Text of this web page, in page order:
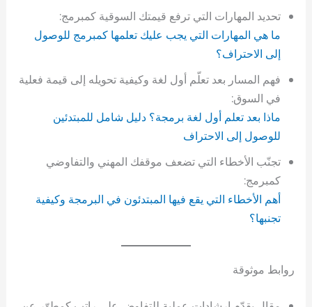
تحديد المهارات التي ترفع قيمتك السوقية كمبرمج:
ما هي المهارات التي يجب عليك تعلمها كمبرمج للوصول
إلى الاحتراف؟
فهم المسار بعد تعلّم أول لغة وكيفية تحويله إلى قيمة فعلية
في السوق:
ماذا بعد تعلم أول لغة برمجة؟ دليل شامل للمبتدئين
للوصول إلى الاحتراف
تجنّب الأخطاء التي تضعف موقفك المهني والتفاوضي
كمبرمج:
أهم الأخطاء التي يقع فيها المبتدئون في البرمجة وكيفية
تجنبها؟
روابط موثوقة